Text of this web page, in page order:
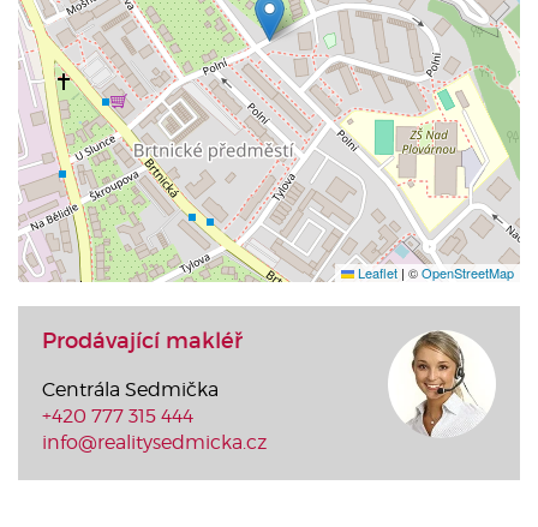
Leaflet | ©OpenStreetMap
Prodávající makléř
Centrála Sedmička
+420 777 315 444
info@realitysedmicka.cz